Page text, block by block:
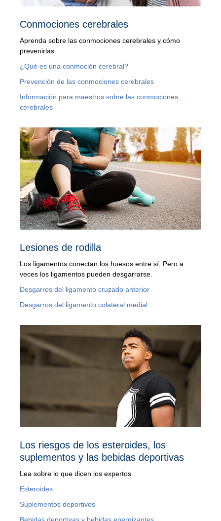
Conmociones cerebrales
Aprenda sobre las conmociones cerebrales y cómo
prevenirlas.
¿Qué es una conmoción cerebral?
Prevención de las conmociones cerebrales
Información para maestros sobre las conmociones
cerebrales
Lesiones de rodilla
Los ligamentos conectan los huesos entre sí. Pero a
veces los ligamentos pueden desgarrarse.
Desgarros del ligamento cruzado anterior
Desgarros del ligamento colateral medial
Los riesgos de los esteroides, los
suplementos y las bebidas deportivas
Lea sobre lo que dicen los expertos.
Esteroides
Suplementos deportivos